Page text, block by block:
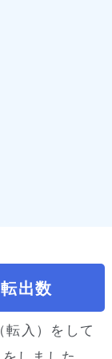
出数
入）をして